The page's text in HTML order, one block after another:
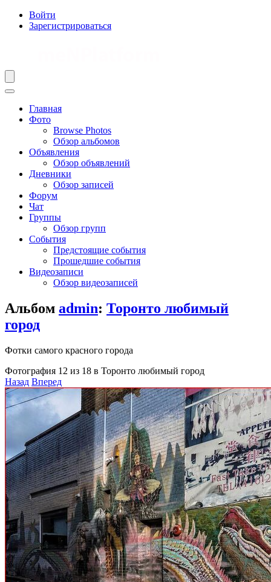
Войти
Зарегистрироваться
Главная
Фото
Browse Photos
Обзор альбомов
Объявления
Обзор объявлений
Дневники
Обзор записей
Форум
Чат
Группы
Обзор групп
События
Предстоящие события
Прошедшие события
Видеозаписи
Обзор видеозаписей
Альбом admin: Торонто любимый
город
Фотки самого красного города
Фотография 12 из 18 в Торонто любимый город
Назад Вперед